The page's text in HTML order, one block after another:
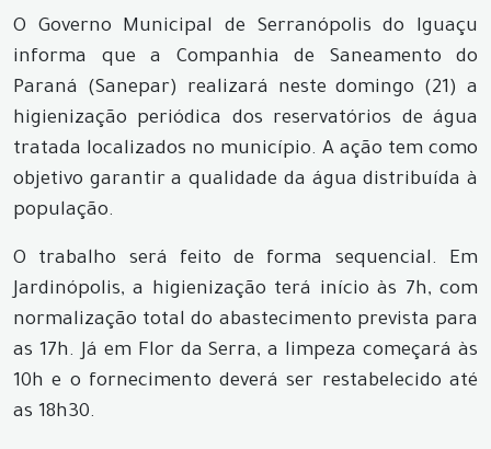
O Governo Municipal de Serranópolis do Iguaçu
informa que a Companhia de Saneamento do
Paraná (Sanepar) realizará neste domingo (21) a
higienização periódica dos reservatórios de água
tratada localizados no município. A ação tem como
objetivo garantir a qualidade da água distribuída à
população.
O trabalho será feito de forma sequencial. Em
Jardinópolis, a higienização terá início às 7h, com
normalização total do abastecimento prevista para
as 17h. Já em Flor da Serra, a limpeza começará às
10h e o fornecimento deverá ser restabelecido até
as 18h30.